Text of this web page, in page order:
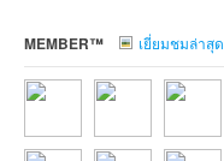
MEMBER™ เยี่ยมชมล่าสุด